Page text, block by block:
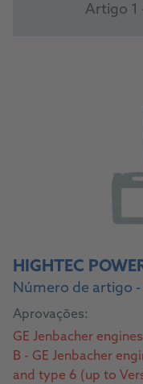
Artigo 1
HIGHTEC
Número de artigo -
Aprovações:
GE Jenbacher
B - GE Jenbacher
and type 6 (up to